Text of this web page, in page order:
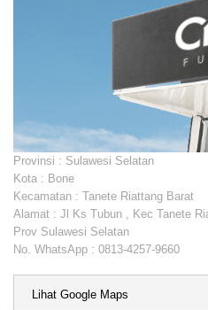
Provinsi : Sulawesi Selatan
Kota : Bone
Kecamatan : Tanete Riattang Barat
Alamat : Jl Ks Tubun , Kec Tanete
Prov Sulawesi Selatan
No. WhatsApp : 0813-4257-9660
Lihat Google Maps